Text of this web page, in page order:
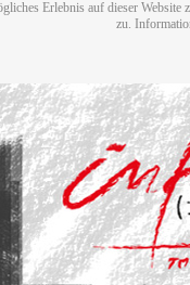
Erlebnis auf dieser
zu.